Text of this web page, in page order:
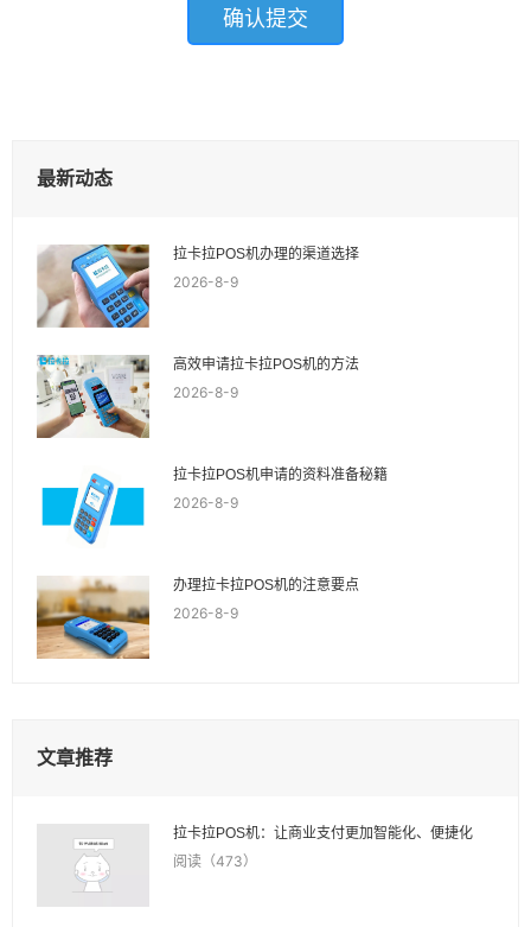
最新动态
拉卡拉POS机办理的渠道选择
2026-8-9
高效申请拉卡拉POS机的方法
2026-8-9
拉卡拉POS机申请的资料准备秘籍
2026-8-9
办理拉卡拉POS机的注意要点
2026-8-9
文章推荐
拉卡拉POS机：让商业支付更加智能化、便捷化
阅读（473）